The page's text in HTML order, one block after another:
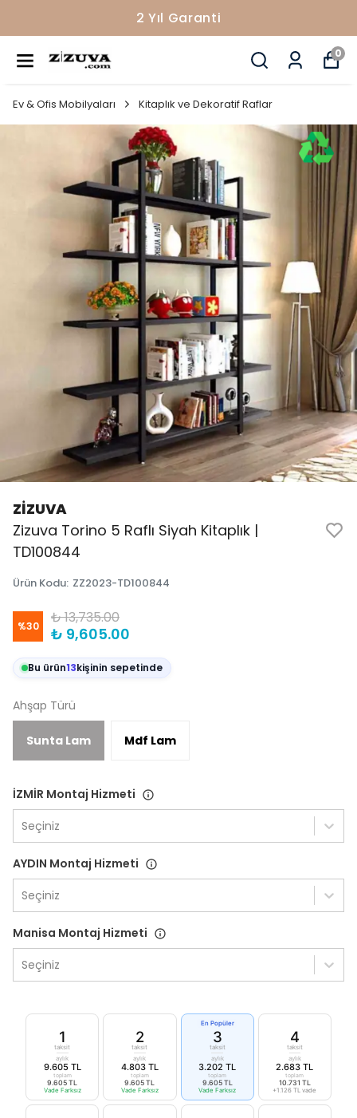
2 Yıl Garanti
0
Ev & Ofis Mobilyaları Kitaplık ve Dekoratif Raflar
ZİZUVA
Zizuva Torino 5 Raflı Siyah Kitaplık |
TD100844
Ürün Kodu: ZZ2023-TD100844
%30 ₺ 13,735.00
₺ 9,605.00
Bu ürün13kişinin sepetinde
Ahşap Türü
Sunta Lam Mdf Lam
İZMİR Montaj Hizmeti
Seçiniz
AYDIN Montaj Hizmeti
Seçiniz
Manisa Montaj Hizmeti
Seçiniz
1
taksit
aylık
9.605 TL
toplam
9.605 TL
Vade Farksız
2
taksit
aylık
4.803 TL
toplam
9.605 TL
Vade Farksız
En Popüler
3
taksit
aylık
3.202 TL
toplam
9.605 TL
Vade Farksız
4
taksit
aylık
2.683 TL
toplam
10.731 TL
+1.126 TL vade